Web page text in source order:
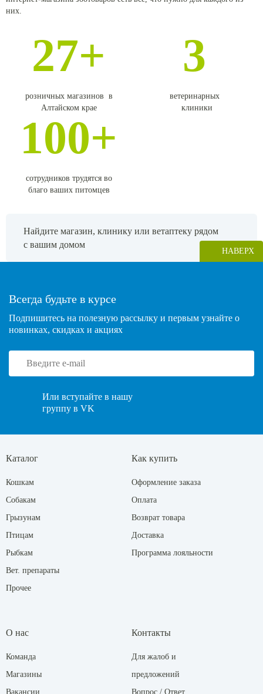
них.
27+
розничных магазинов в
Алтайском крае
3
ветеринарных
клиники
100+
сотрудников трудятся во
благо ваших питомцев
Найдите магазин, клинику или ветаптеку рядом
с вашим домом
НАВЕРХ
Всегда будьте в курсе
Подпишитесь на полезную рассылку и первым узнайте о
новинках, скидках и акциях
Или вступайте в нашу
группу в VK
Каталог
Кошкам
Собакам
Грызунам
Птицам
Рыбкам
Вет. препараты
Прочее
Как купить
Оформление заказа
Оплата
Возврат товара
Доставка
Программа лояльности
О нас
Команда
Магазины
Вакансии
Контакты
Для жалоб и
предложений
Вопрос / Ответ